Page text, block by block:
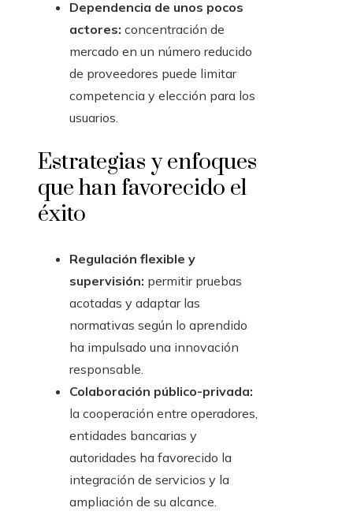
Dependencia de unos pocos
actores: concentración de
mercado en un número reducido
de proveedores puede limitar
competencia y elección para los
usuarios.
Estrategias y enfoques
que han favorecido el
éxito
Regulación flexible y
supervisión: permitir pruebas
acotadas y adaptar las
normativas según lo aprendido
ha impulsado una innovación
responsable.
Colaboración público-privada:
la cooperación entre operadores,
entidades bancarias y
autoridades ha favorecido la
integración de servicios y la
ampliación de su alcance.